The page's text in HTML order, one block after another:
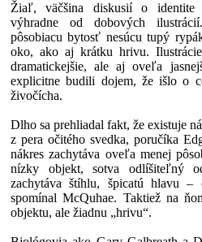
Žiaľ, väčšina diskusií o identite
výhradne od dobových
pôsobiacu bytosť nesúcu tupý
oko, ako aj krátku hrivu.
dramatickejšie, ale aj oveľa
explicitne budili dojem, že išlo o
živočícha.
Dlho sa prehliadal fakt, že existuje
z pera očitého svedka, poručíka
nákres zachytáva oveľa menej
nízky objekt, sotva odlíšiteľný
zachytáva štíhlu, špicatú hlavu
spomínal McQuhae. Taktiež na
objektu, ale žiadnu „hrivu“.